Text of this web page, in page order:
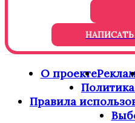
О проекте
Правила